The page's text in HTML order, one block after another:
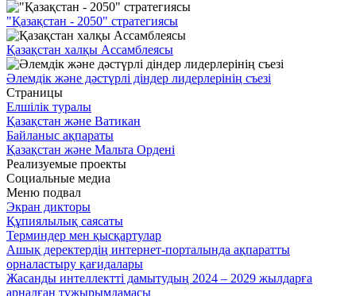
"Қазақстан - 2050" стратегиясы
Қазақстан халқы Ассамблеясы
Әлемдік және дәстүрлі діндер лидерлерінің съезі
Страницы
Елшілік туралы
Қазақстан және Ватикан
Байланыс ақпараты
Қазақстан және Мальта Ордені
Реализуемые проекты
Социальные медиа
Меню подвал
Экран дикторы
Құпиялылық саясаты
Терминдер мен қысқартулар
Ашық деректердің интернет-порталында ақпаратты
орналастыру қағидалары
Жасанды интеллектті дамытудың 2024 – 2029 жылдарға
арналған тұжырымдамасы